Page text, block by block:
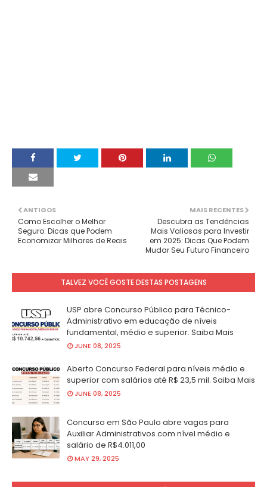
MAIS RECENTES
Descubra as Tendências
Mais Valiosas para Investir
em 2025: Dicas Que Podem
Mudar Seu Futuro Financeiro
ANTIGOS
Como Escolher o Melhor
Seguro: Dicas que Podem
Economizar Milhares de Reais
TALVEZ VOCÊ GOSTE DESTAS POSTAGENS
USP abre Concurso Público para Técnico-
Administrativo em educação de níveis
fundamental, médio e superior. Saiba Mais
JUNE 08, 2025
Aberto Concurso Federal para níveis médio e
superior com salários até R$ 23,5 mil. Saiba Mais
JUNE 08, 2025
Concurso em São Paulo abre vagas para
Auxiliar Administrativos com nível médio e
salário de R$4.011,00
MAY 29, 2025